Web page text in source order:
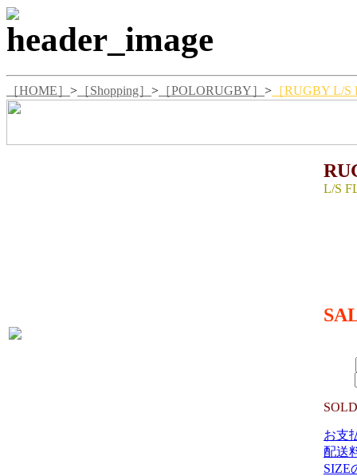
［HOME］ > ［Shopping］ > ［POLORUGBY］ > ［RUGBY L/
L/S
お支
配送
SIZE